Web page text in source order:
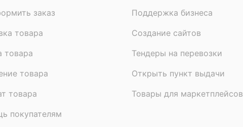
заказ
товара
товара
товара
товара
покупателям
Поддержка бизнеса
Создание сайтов
Тендеры на перевозки
Открыть пункт выдачи
Товары для маркетплейсов